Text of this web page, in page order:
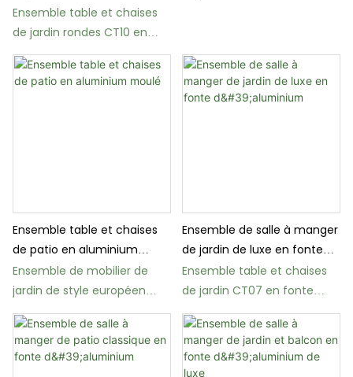
moulé pour l'extérieur
Ensemble table et chaises
de jardin rondes CT10 en
gros
Ensemble table et chaises
de patio en aluminium
moulé
Ensemble de mobilier de
jardin de style européen
CT08
Ensemble de salle à manger
de jardin de luxe en fonte
d'aluminium
Ensemble table et chaises
de jardin CT07 en fonte
d'aluminium